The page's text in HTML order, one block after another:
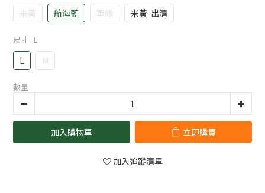
米黃 航海藍 軍綠 米黃-出清
尺寸 : L
L M
數量
加入購物車 立即購買
加入追蹤清單